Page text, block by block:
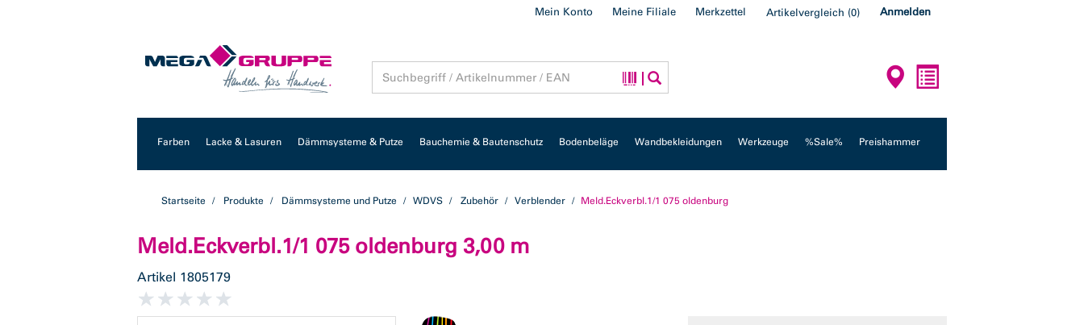
Mein Konto Meine Filiale Merkzettel Artikelvergleich (0) Anmelden
Farben Lacke & Lasuren Dämmsysteme & Putze Bauchemie & Bautenschutz Bodenbeläge Wandbekleidungen Werkzeuge %Sale% Preishammer
Startseite Produkte Dämmsysteme und Putze WDVS Zubehör Verblender Meld.Eckverbl.1/1 075 oldenburg
Meld.Eckverbl.1/1 075 oldenburg 3,00 m
Artikel 1805179